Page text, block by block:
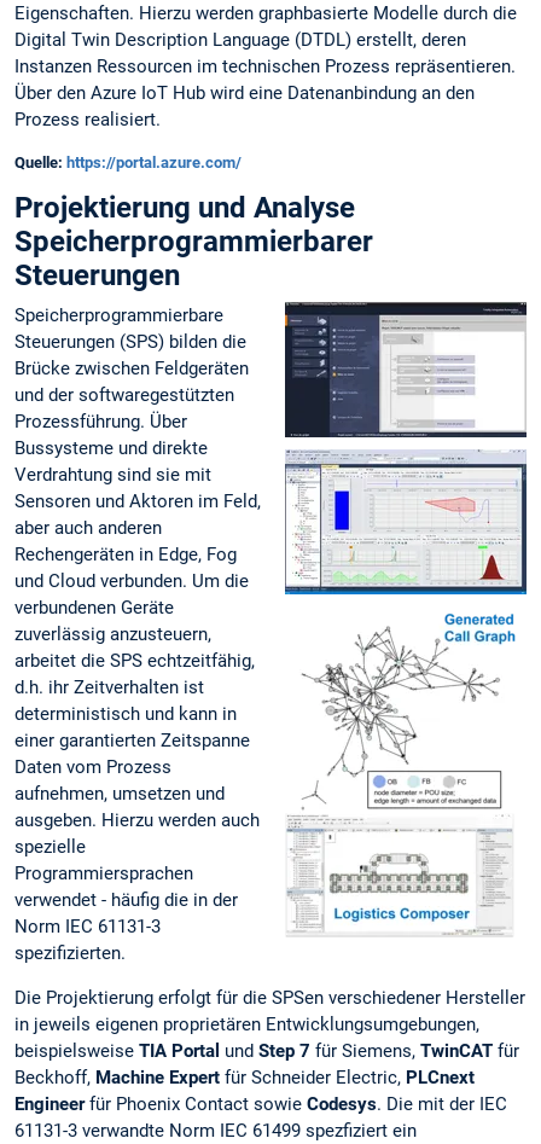
Eigenschaften. Hierzu werden graphbasierte Modelle durch die
Digital Twin Description Language (DTDL) erstellt, deren
Instanzen Ressourcen im technischen Prozess repräsentieren.
Über den Azure IoT Hub wird eine Datenanbindung an den
Prozess realisiert.
Quelle: https://portal.azure.com/
Projektierung und Analyse
Speicherprogrammierbarer
Steuerungen
Speicherprogrammierbare
Steuerungen (SPS) bilden die
Brücke zwischen Feldgeräten
und der softwaregestützten
Prozessführung. Über
Bussysteme und direkte
Verdrahtung sind sie mit
Sensoren und Aktoren im Feld,
aber auch anderen
Rechengeräten in Edge, Fog
und Cloud verbunden. Um die
verbundenen Geräte
zuverlässig anzusteuern,
arbeitet die SPS echtzeitfähig,
d.h. ihr Zeitverhalten ist
deterministisch und kann in
einer garantierten Zeitspanne
Daten vom Prozess
aufnehmen, umsetzen und
ausgeben. Hierzu werden auch
spezielle
Programmiersprachen
verwendet - häufig die in der
Norm IEC 61131-3
spezifizierten.
Die Projektierung erfolgt für die SPSen verschiedener Hersteller
in jeweils eigenen proprietären Entwicklungsumgebungen,
beispielsweise TIA Portal und Step 7 für Siemens, TwinCAT für
Beckhoff, Machine Expert für Schneider Electric, PLCnext
Engineerfür Phoenix Contact sowie Codesys. Die mit der IEC
61131-3 verwandte Norm IEC 61499 spezfiziert ein